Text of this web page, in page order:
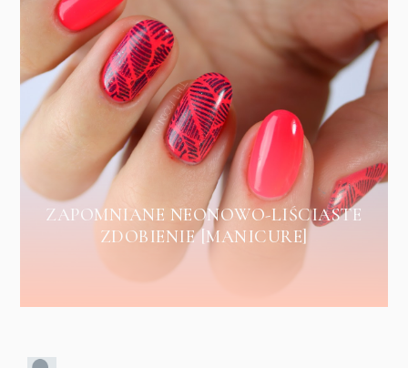
ZAPOMNIANE NEONOWO-LIŚCIASTE
ZDOBIENIE [MANICURE]